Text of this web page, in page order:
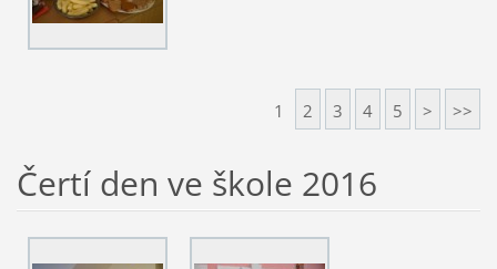
1 2 3 4 5 > >>
Čertí den ve škole 2016